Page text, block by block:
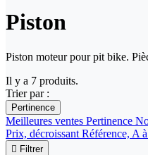
Piston
Piston moteur pour pit bike.
Il y a 7 produits.
Trier par :
Pertinence
Meilleures ventes Pertinence
Prix, décroissant Référence, A
 Filtrer